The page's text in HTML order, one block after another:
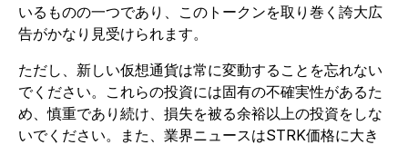
いるものの一つであり、このトークンを取り巻く誇大広
告がかなり見受けられます。
ただし、新しい仮想通貨は常に変動することを忘れない
でください。これらの投資には固有の不確実性があるた
め、慎重であり続け、損失を被る余裕以上の投資をしな
いでください。また、業界ニュースはSTRK価格に大き